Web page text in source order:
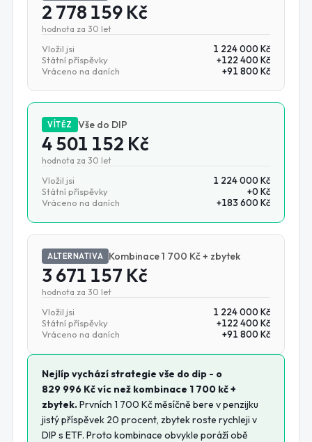
2 778 159 Kč
hodnota za 30 let
Vložil jsi
1 224 000 Kč
Státní příspěvky
+122 400 Kč
Vráceno na daních
+91 800 Kč
VÍTĚZ Vše do DIP
4 501 152 Kč
hodnota za 30 let
Vložil jsi
1 224 000 Kč
Státní příspěvky
+0 Kč
Vráceno na daních
+183 600 Kč
ALTERNATIVA Kombinace 1 700 Kč + zbytek
3 671 157 Kč
hodnota za 30 let
Vložil jsi
1 224 000 Kč
Státní příspěvky
+122 400 Kč
Vráceno na daních
+91 800 Kč
Nejlíp vychází strategie vše do dip - o
829 996 Kčvíc než kombinace 1 700 kč +
zbytek.Prvních 1 700 Kčměsíčně bere v penzijku
jistý příspěvek 20 procent, zbytek roste rychleji v
DIP s ETF. Proto kombinace obvykle poráží obě